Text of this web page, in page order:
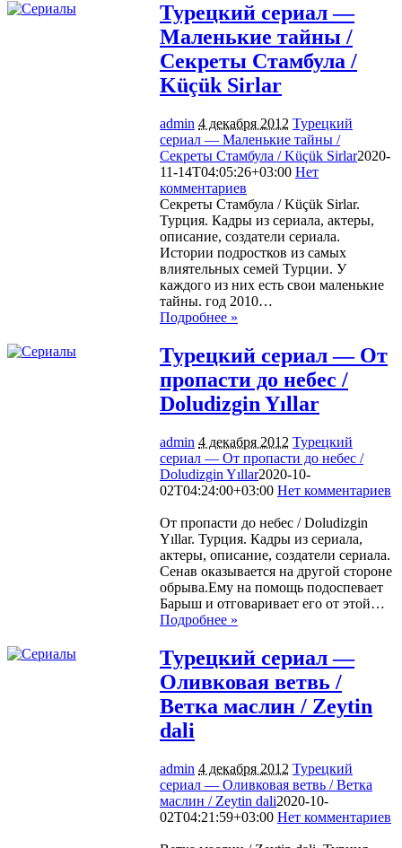
Турецкий сериал —
Маленькие тайны /
Секреты Стамбула /
Küçük Sirlar
admin 4 декабря 2012 Турецкий
сериал — Маленькие тайны /
Секреты Стамбула / Küçük Sirlar2020-
11-14T04:05:26+03:00 Нет
комментариев
Секреты Стамбула / Küçük Sirlar.
Турция. Кадры из сериала, актеры,
описание, создатели сериала.
Истории подростков из самых
влиятельных семей Турции. У
каждого из них есть свои маленькие
тайны. год 2010…
Подробнее »
Турецкий сериал — От
пропасти до небес /
Doludizgin Yıllar
admin 4 декабря 2012 Турецкий
сериал — От пропасти до небес /
Doludizgin Yıllar2020-10-
02T04:24:00+03:00 Нет комментариев
От пропасти до небес / Doludizgin
Yıllar. Турция. Кадры из сериала,
актеры, описание, создатели сериала.
Сенав оказывается на другой стороне
обрыва.Ему на помощь подоспевает
Барыш и отговаривает его от этой…
Подробнее »
Турецкий сериал —
Оливковая ветвь /
Ветка маслин / Zeytin
dali
admin 4 декабря 2012 Турецкий
сериал — Оливковая ветвь / Ветка
маслин / Zeytin dali2020-10-
02T04:21:59+03:00 Нет комментариев